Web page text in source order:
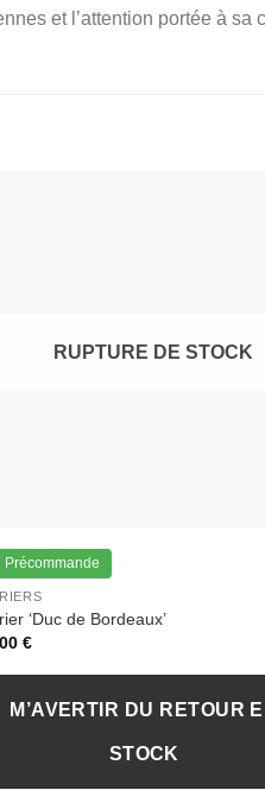
et l’attention portée à
RUPTURE DE STOCK
Précommande
‘Duc de Bordeaux’
€
M’AVERTIR DU RETOUR
STOCK